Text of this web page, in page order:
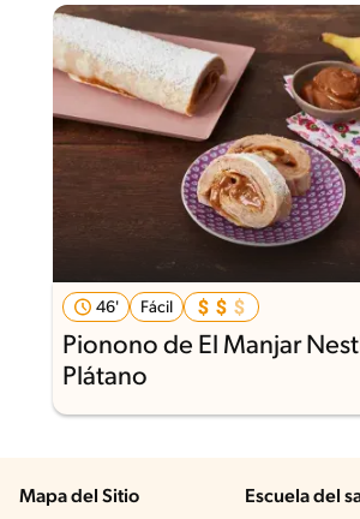
46' Fácil
Pionono de El Manjar
Plátano
Mapa del Sitio Escuela del